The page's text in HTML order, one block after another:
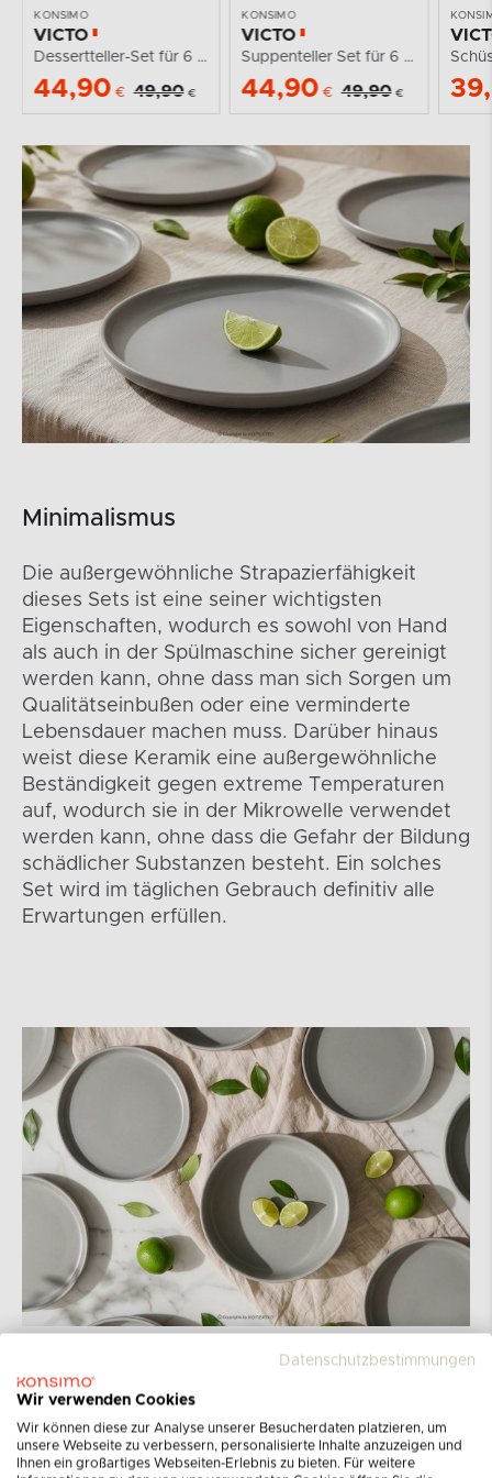
KONSIMO
VICTO
Dessertteller-Set für 6 Personen grau
44,90 € 49,90 €
KONSIMO
VICTO
Suppenteller Set für 6 Personen grau
44,90 € 49,90 €
Minimalismus
Die außergewöhnliche Strapazierfähigkeit
dieses Sets ist eine seiner wichtigsten
Eigenschaften, wodurch es sowohl von Hand
als auch in der Spülmaschine sicher gereinigt
werden kann, ohne dass man sich Sorgen um
Qualitätseinbußen oder eine verminderte
Lebensdauer machen muss. Darüber hinaus
weist diese Keramik eine außergewöhnliche
Beständigkeit gegen extreme Temperaturen
auf, wodurch sie in der Mikrowelle verwendet
werden kann, ohne dass die Gefahr der Bildung
schädlicher Substanzen besteht. Ein solches
Set wird im täglichen Gebrauch definitiv alle
Erwartungen erfüllen.
Kollektion VICTO
Bei Konsimo sind wir uns der entscheidenden
Datenschutzbestimmungen
Wir verwenden Cookies
Wir können diese zur Analyse unserer Besucherdaten platzieren, um
unsere Webseite zu verbessern, personalisierte Inhalte anzuzeigen und
Ihnen ein großartiges Webseiten-Erlebnis zu bieten. Für weitere